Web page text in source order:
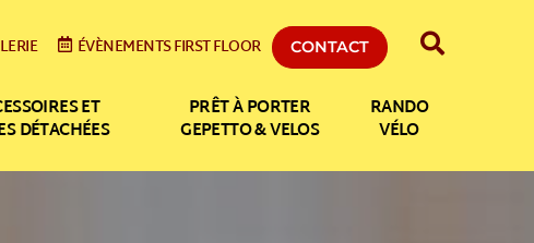
ÉVÈNEMENTS FIRST FLOOR CONTACT
ET
DÉTACHÉES
PRÊT À PORTER
GEPETTO & VELOS
RANDO
VÉLO